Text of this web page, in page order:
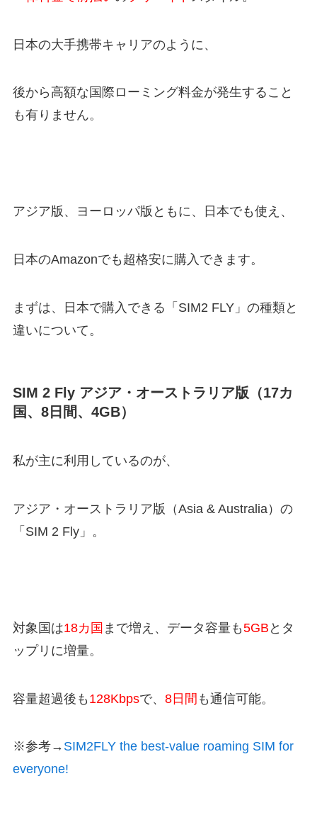
日本の大手携帯キャリアのように、
後から高額な国際ローミング料金が発生すること
も有りません。
アジア版、ヨーロッパ版ともに、日本でも使え、
日本のAmazonでも超格安に購入できます。
まずは、日本で購入できる「SIM2 FLY」の種類と
違いについて。
SIM 2 Fly アジア・オーストラリア版（17カ
国、8日間、4GB）
私が主に利用しているのが、
アジア・オーストラリア版（Asia & Australia）の
「SIM 2 Fly」。
対象国は18カ国 まで増え、データ容量も5GB とタ
ップリに増量。
容量超過後も 128Kbpsで、 8日間 も通信可能。
※参考→ SIM2FLY the best-value roaming SIM for
everyone!